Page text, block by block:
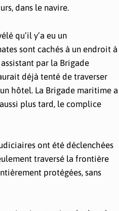
dans le navire.
qu’il y’a eu un
sont cachés à un endroit à
par la Brigade
déjà tenté de traverser
hôtel. La Brigade maritime a
plus tard, le complice
ont été déclenchées
traversé la frontière
protégées, sans